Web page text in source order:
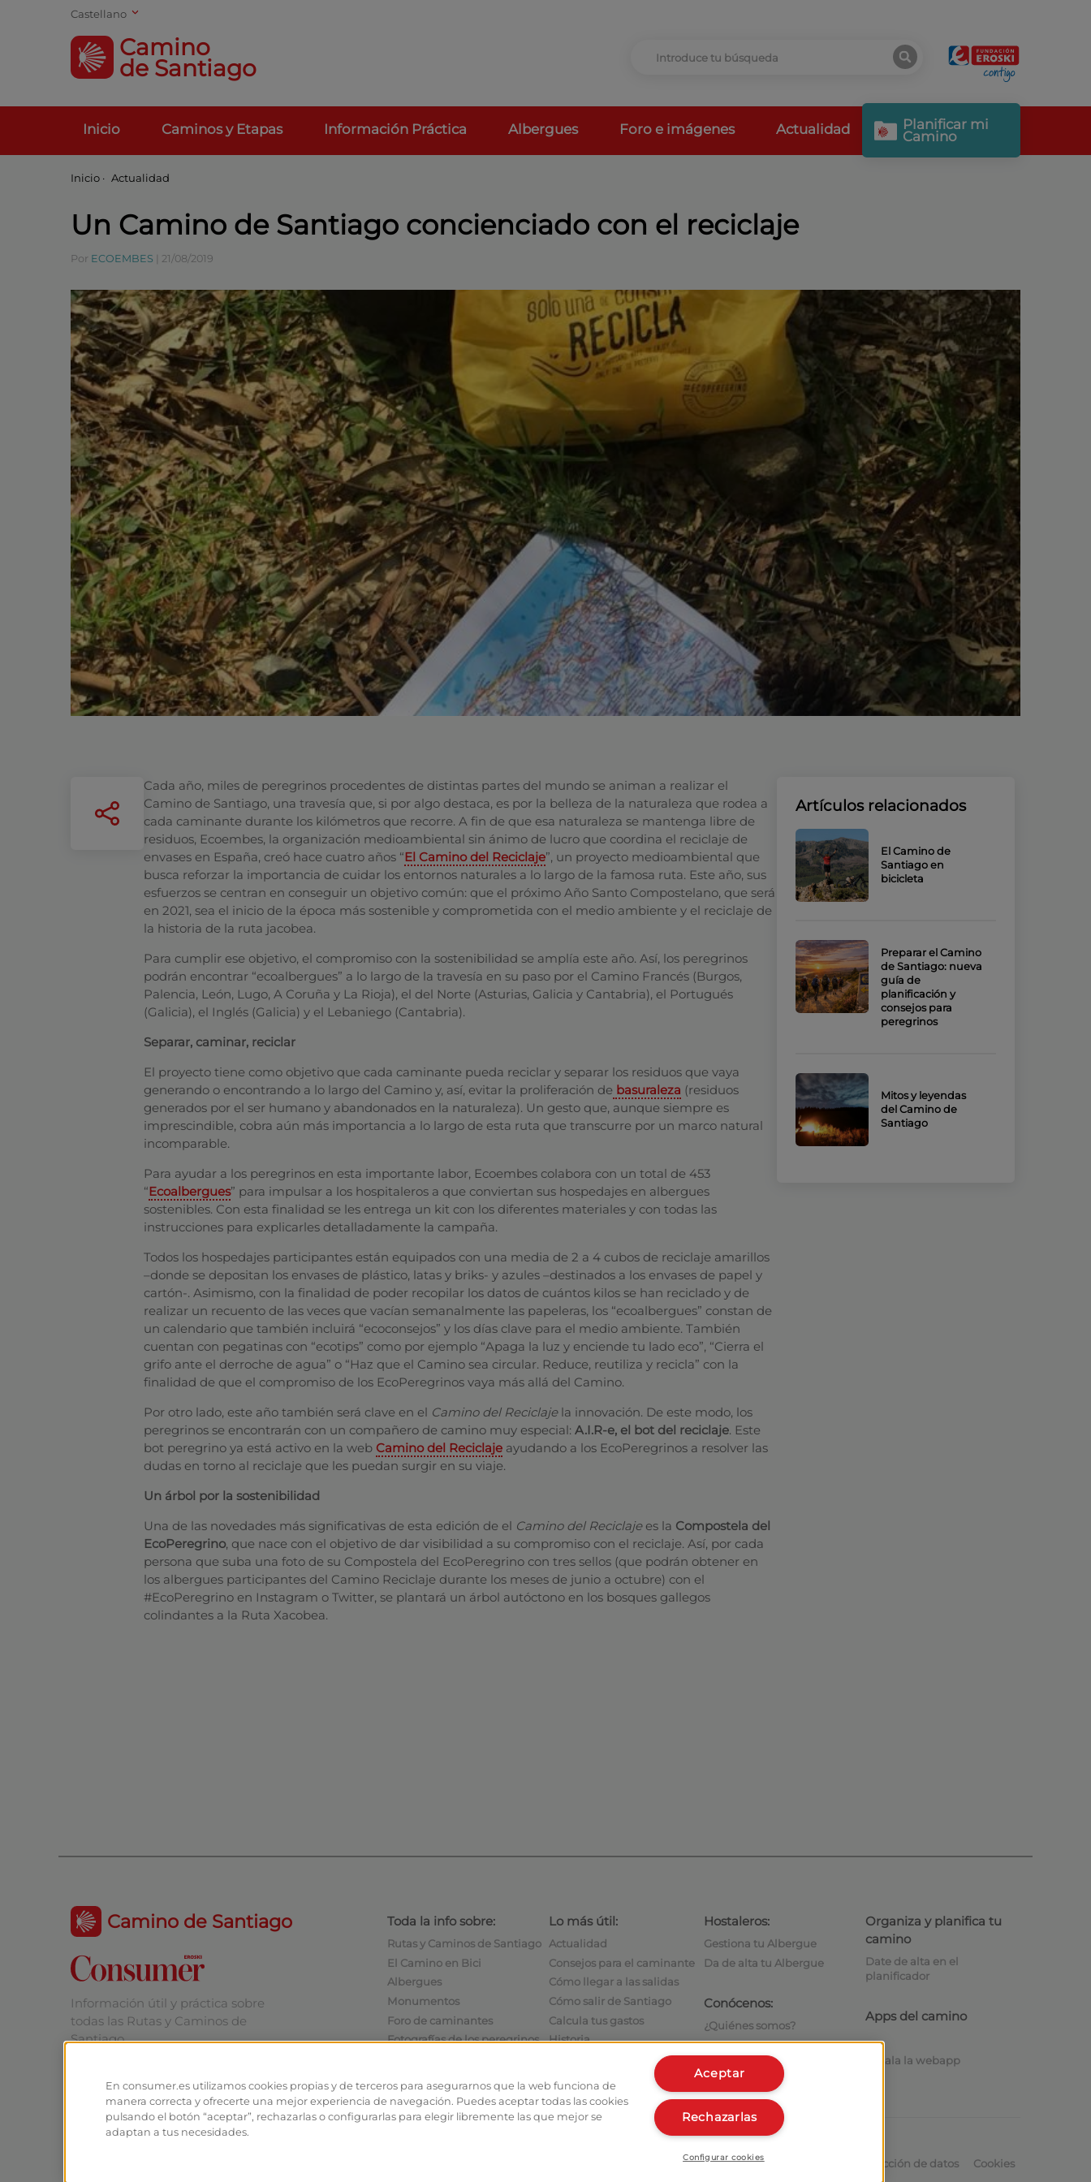
Castellano
Camino
de Santiago
Inicio Caminos y Etapas Información Práctica Albergues Foro e imágenes Actualidad Planificar mi
Camino
Inicio · Actualidad
Un Camino de Santiago concienciado con el reciclaje
Por ECOEMBES 21/08/2019
Cada año, miles de peregrinos procedentes de distintas partes del mundo se animan a realizar el
Camino de Santiago, una travesía que, si por algo destaca, es por la belleza de la naturaleza que rodea a
cada caminante durante los kilómetros que recorre. A fin de que esa naturaleza se mantenga libre de
residuos, Ecoembes, la organización medioambiental sin ánimo de lucro que coordina el reciclaje de
envases en España, creó hace cuatro años “El Camino del Reciclaje”, un proyecto medioambiental que
busca reforzar la importancia de cuidar los entornos naturales a lo largo de la famosa ruta. Este año, sus
esfuerzos se centran en conseguir un objetivo común: que el próximo Año Santo Compostelano, que será
en 2021, sea el inicio de la época más sostenible y comprometida con el medio ambiente y el reciclaje de
la historia de la ruta jacobea.
Para cumplir ese objetivo, el compromiso con la sostenibilidad se amplía este año. Así, los peregrinos
podrán encontrar “ecoalbergues” a lo largo de la travesía en su paso por el Camino Francés (Burgos,
Palencia, León, Lugo, A Coruña y La Rioja), el del Norte (Asturias, Galicia y Cantabria), el Portugués
(Galicia), el Inglés (Galicia) y el Lebaniego (Cantabria).
Separar, caminar, reciclar
El proyecto tiene como objetivo que cada caminante pueda reciclar y separar los residuos que vaya
generando o encontrando a lo largo del Camino y, así, evitar la proliferación de basuraleza (residuos
generados por el ser humano y abandonados en la naturaleza). Un gesto que, aunque siempre es
imprescindible, cobra aún más importancia a lo largo de esta ruta que transcurre por un marco natural
incomparable.
Para ayudar a los peregrinos en esta importante labor, Ecoembes colabora con un total de 453
“Ecoalbergues” para impulsar a los hospitaleros a que conviertan sus hospedajes en albergues
sostenibles. Con esta finalidad se les entrega un kit con los diferentes materiales y con todas las
instrucciones para explicarles detalladamente la campaña.
Todos los hospedajes participantes están equipados con una media de 2 a 4 cubos de reciclaje amarillos
–donde se depositan los envases de plástico, latas y briks- y azules –destinados a los envases de papel y
cartón-. Asimismo, con la finalidad de poder recopilar los datos de cuántos kilos se han reciclado y de
realizar un recuento de las veces que vacían semanalmente las papeleras, los “ecoalbergues” constan de
un calendario que también incluirá “ecoconsejos” y los días clave para el medio ambiente. También
cuentan con pegatinas con “ecotips” como por ejemplo “Apaga la luz y enciende tu lado eco”, “Cierra el
grifo ante el derroche de agua” o “Haz que el Camino sea circular. Reduce, reutiliza y recicla” con la
finalidad de que el compromiso de los EcoPeregrinos vaya más allá del Camino.
Por otro lado, este año también será clave en el Camino del Reciclajela innovación. De este modo, los
peregrinos se encontrarán con un compañero de camino muy especial: A.I.R-e, el bot del reciclaje. Este
bot peregrino ya está activo en la web Camino del Reciclaje ayudando a los EcoPeregrinos a resolver las
dudas en torno al reciclaje que les puedan surgir en su viaje.
Un árbol por la sostenibilidad
Una de las novedades más significativas de esta edición de el Camino del Reciclajees la Compostela del
EcoPeregrino, que nace con el objetivo de dar visibilidad a su compromiso con el reciclaje. Así, por cada
persona que suba una foto de su Compostela del EcoPeregrino con tres sellos (que podrán obtener en
los albergues participantes del Camino Reciclaje durante los meses de junio a octubre) con el
#EcoPeregrino en Instagram o Twitter, se plantará un árbol autóctono en los bosques gallegos
colindantes a la Ruta Xacobea.
Artículos relacionados
El Camino de
Santiago en
bicicleta
Preparar el Camino
de Santiago: nueva
guía de
planificación y
consejos para
peregrinos
Mitos y leyendas
del Camino de
Santiago
Camino de Santiago
Información útil y práctica sobre
todas las Rutas y Caminos de
Santiago.
Toda la info sobre:
Rutas y Caminos de Santiago
El Camino en Bici
Albergues
Monumentos
Foro de caminantes
Fotografías de los peregrinos
Lo más útil:
Actualidad
Consejos para el caminante
Cómo llegar a las salidas
Cómo salir de Santiago
Calcula tus gastos
Historia
Hostaleros:
Gestiona tu Albergue
Da de alta tu Albergue
Conócenos:
¿Quiénes somos?
Contacto
Organiza y planifica tu
camino
Date de alta en el
planificador
Apps del camino
Instala la webapp
Aviso legal Política de protección de datos Cookies
En consumer.es utilizamos cookies propias y de terceros para asegurarnos que la web funciona de
manera correcta y ofrecerte una mejor experiencia de navegación. Puedes aceptar todas las cookies
pulsando el botón “aceptar”, rechazarlas o configurarlas para elegir libremente las que mejor se
adaptan a tus necesidades.
Aceptar
Rechazarlas
Configurar cookies